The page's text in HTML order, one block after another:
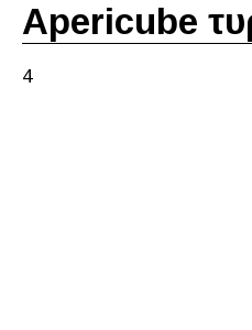
Apericube
4